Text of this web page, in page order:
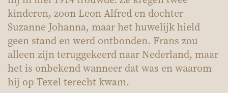
kinderen, zoon Leon Alfred en dochter
Suzanne Johanna, maar het huwelijk hield
geen stand en werd ontbonden. Frans zou
alleen zijn teruggekeerd naar Nederland, maar
het is onbekend wanneer dat was en waarom
hij op Texel terecht kwam.